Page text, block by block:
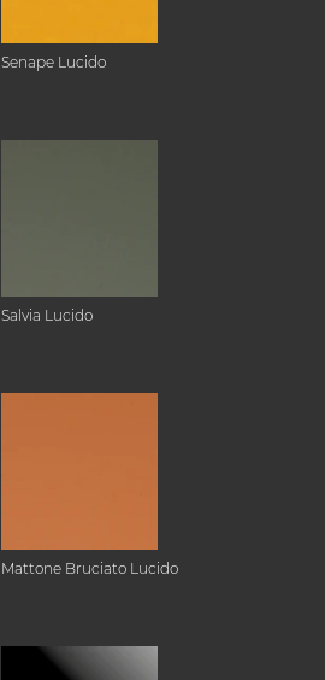
Senape Lucido
Salvia Lucido
Mattone Bruciato Lucido